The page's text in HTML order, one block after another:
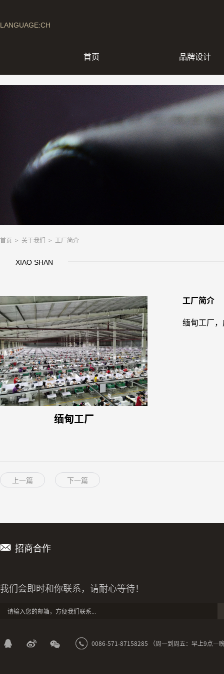
LANGUAGE:CH
首页 品牌设计
首页 > 关于我们 > 工厂简介
XIAO SHAN
缅甸工厂
工厂简介
缅甸工厂
上一篇 下一篇
招商合作
我们会即时和你联系，请耐心等待！
0086-571-87158285 （周一到周五：早上9点—